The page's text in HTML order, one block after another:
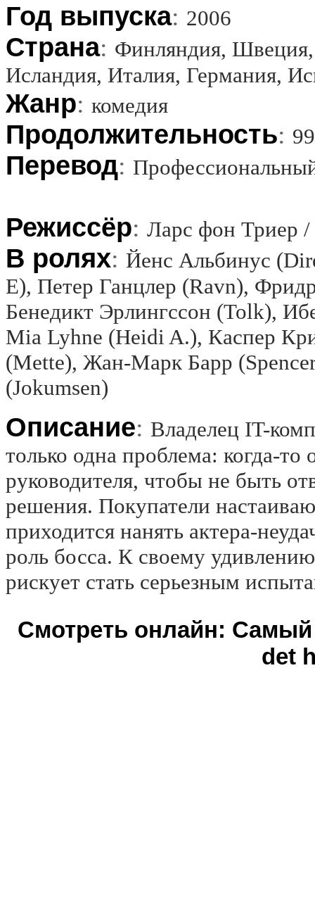
Год выпуска: 2006
Страна: Финляндия,
Исландия, Италия, Германия,
Жанр: комедия
Продолжительность:
Перевод:
Режиссёр: Ларс фон Триер
В ролях: Йенс Альбинус
E), Петер Ганцлер (Ravn),
Бенедикт Эрлингссон (Tolk),
Mia Lyhne (Heidi A.), Каспер
(Mette), Жан-Марк Барр
(Jokumsen)
Описание: Владелец IT-
только одна проблема: когда-
руководителя, чтобы не быть
решения. Покупатели
приходится нанять актера-
роль босса. К своему
рискует стать серьезным
Смотреть онлайн:
det